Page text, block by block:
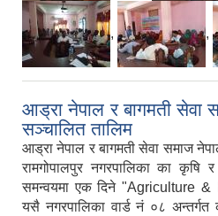
, ,
आड्रा नेपाल र बागमती सेवा
सञ्चालित तालिम
आड्रा नेपाल र बागमती सेवा समाज
रामगोपालपुर नगरपालिका का कृषि
समन्वयमा एक दिने "Agriculture
यसै नगरपालिका वार्ड नं ०८